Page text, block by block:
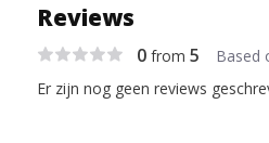
Reviews
0from 5
Based
Er zijn nog geen reviews